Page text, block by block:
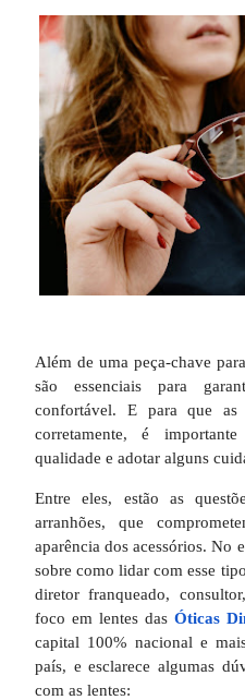
Além de uma peça-chave
são essenciais para
confortável. E para que as
corretamente, é
qualidade e adotar alguns
Entre eles, estão as
arranhões, que
aparência dos acessórios. No
sobre como lidar com esse
diretor franqueado,
foco em lentes das Óticas
capital 100% nacional e
país, e esclarece algumas
com as lentes: